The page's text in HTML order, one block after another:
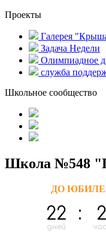
Проекты
Галерея
Задача Недели
Олимпиадное
служба
Школьное сообщество
Школа №548
ДО
22
дней
: